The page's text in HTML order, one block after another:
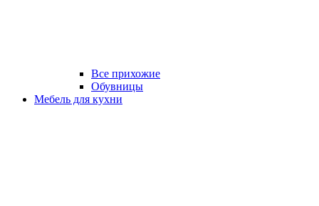
Все прихожие
Обувницы
Мебель для кухни